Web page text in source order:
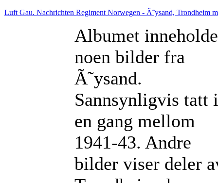
Luft Gau. Nachrichten Regiment Norwegen - Ã˜ysand, Trondheim
Albumet
noen bilder fra
Ã˜ysand.
Sannsynligvis tatt i
en gang mellom
1941-43. Andre
bilder viser deler